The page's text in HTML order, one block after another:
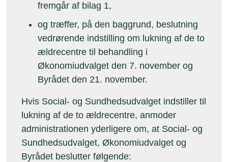
fremgår af bilag 1,
og træffer, på den baggrund, beslutning
vedrørende indstilling om lukning af de to
ældrecentre til behandling i
Økonomiudvalget den 7. november og
Byrådet den 21. november.
Hvis Social- og Sundhedsudvalget indstiller til
lukning af de to ældrecentre, anmoder
administrationen yderligere om, at Social- og
Sundhedsudvalget, Økonomiudvalget og
Byrådet beslutter følgende: